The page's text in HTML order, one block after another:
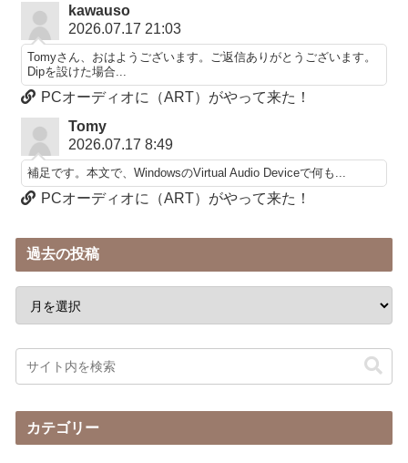
kawauso
2026.07.17 21:03
Tomyさん、おはようございます。ご返信ありがとうございます。
Dipを設けた場合...
PCオーディオに（ART）がやって来た！
Tomy
2026.07.17 8:49
補足です。本文で、WindowsのVirtual Audio Deviceで何も...
PCオーディオに（ART）がやって来た！
過去の投稿
カテゴリー